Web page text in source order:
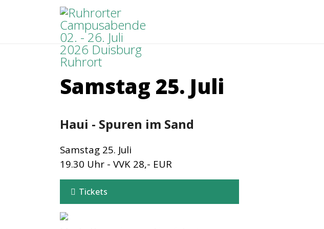
Samstag 25. Juli
Haui - Spuren im Sand
Samstag 25. Juli
19.30 Uhr - VVK 28,- EUR
Tickets